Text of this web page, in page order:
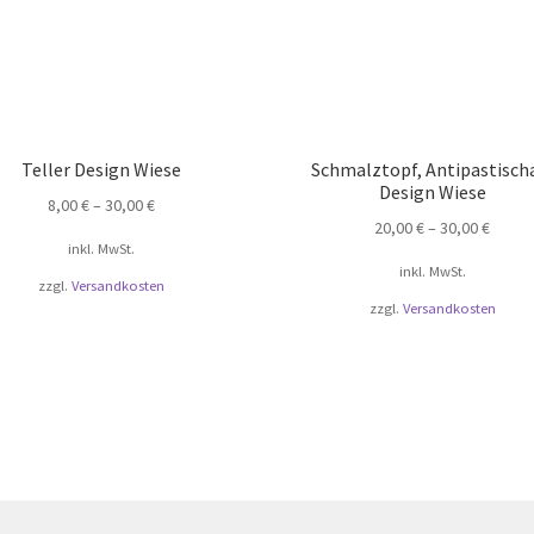
Teller Design Wiese
8,00€–30,00€
inkl. MwSt.
zzgl.Versandkosten
Schmalztopf,
Design Wiese
20,00€–30,00€
inkl. MwSt.
zzgl. Versandkosten